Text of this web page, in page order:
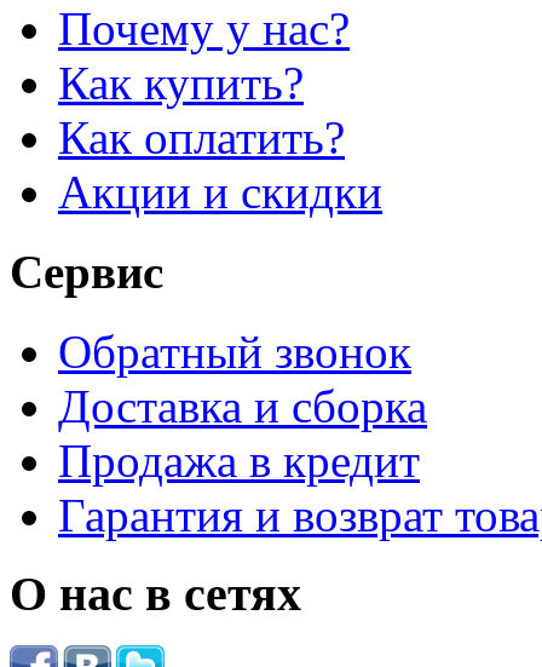
Почему у нас?
Как купить?
Как оплатить?
Акции и скидки
Сервис
Обратный звонок
Доставка и сборка
Продажа в кредит
Гарантия и возврат
О нас в сетях